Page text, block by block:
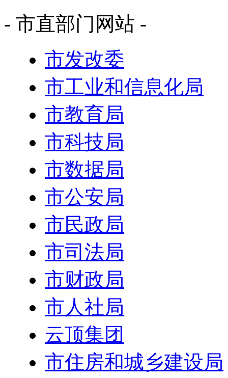
- 市直部门网站 -
市发改委
市工业和信息化局
市教育局
市科技局
市数据局
市公安局
市民政局
市司法局
市财政局
市人社局
云顶集团
市住房和城乡建设局